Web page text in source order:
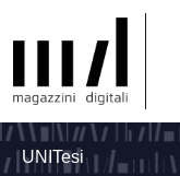
UNITesi